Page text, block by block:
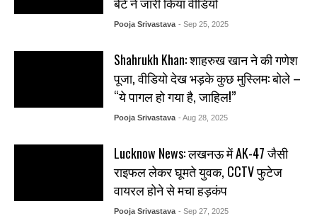
Pooja Srivastava - Sep 25, 2025
Shahrukh Khan: शाहरुख खान ने की गणेश
पूजा, वीडियो देख भड़के कुछ मुस्लिम: बोले –
“ये पागल हो गया है, जाहिल!”
Pooja Srivastava - Aug 28, 2025
Lucknow News: लखनऊ में AK-47 जैसी
राइफल लेकर घूमते युवक, CCTV फुटेज
वायरल होने से मचा हड़कंप
Pooja Srivastava - Sep 27, 2025